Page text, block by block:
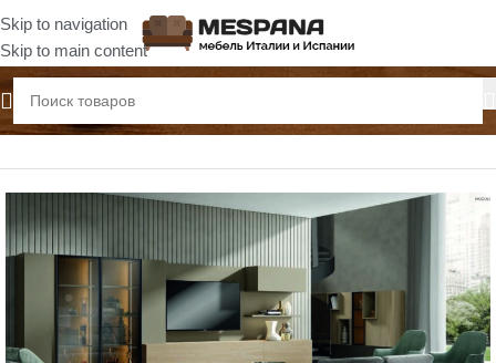
Skip to navigation
Skip to main content
Главная Гостиные